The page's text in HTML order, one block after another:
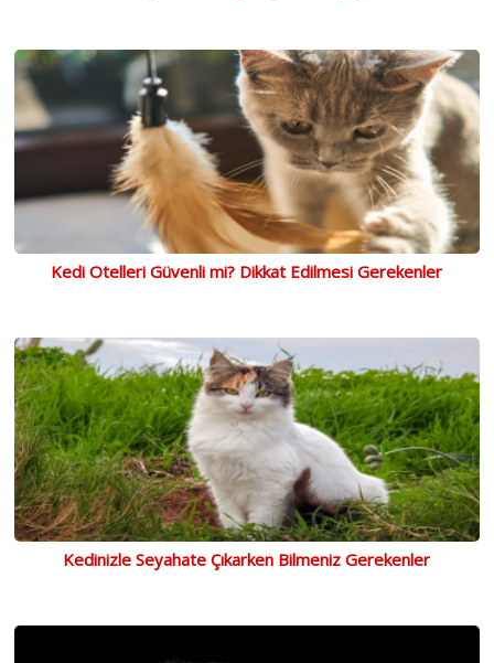
Kedi Otelleri Güvenli mi? Dikkat Edilmesi Gerekenler
Kedinizle Seyahate Çıkarken Bilmeniz Gerekenler